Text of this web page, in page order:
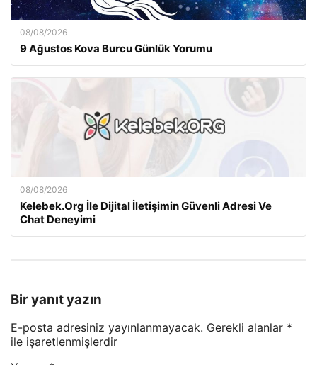
08/08/2026
9 Ağustos Kova Burcu Günlük Yorumu
08/08/2026
Kelebek.Org İle Dijital İletişimin Güvenli Adresi Ve
Chat Deneyimi
Bir yanıt yazın
E-posta adresiniz yayınlanmayacak. Gerekli alanlar *
ile işaretlenmişlerdir